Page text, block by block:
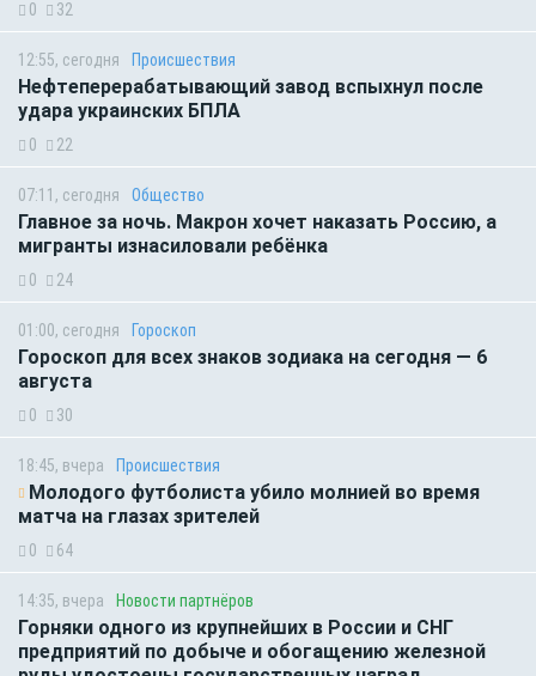
0 32
12:55, сегодня Происшествия
Нефтеперерабатывающий завод вспыхнул после
удара украинских БПЛА
0 22
07:11, сегодня Общество
Главное за ночь. Макрон хочет наказать Россию, а
мигранты изнасиловали ребёнка
0 24
01:00, сегодня Гороскоп
Гороскоп для всех знаков зодиака на сегодня — 6
августа
0 30
18:45, вчера Происшествия
Молодого футболиста убило молнией во время
матча на глазах зрителей
0 64
14:35, вчера Новости партнёров
Горняки одного из крупнейших в России и СНГ
предприятий по добыче и обогащению железной